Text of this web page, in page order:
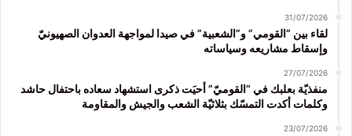
31/07/2026
لقاء بين “القومي” و”الشعبية” في صيدا لمواجهة العدوان الصهيونيّ
وإسقاط مشاريعه وسياساته
27/07/2026
منفذيّة بعلبك في “القوميّ” أحيَت ذكرى استشهاد سعاده باحتفال حاشد
وكلمات أكدت التمسّك بثلاثيّة الشعب والجيش والمقاومة
23/07/2026